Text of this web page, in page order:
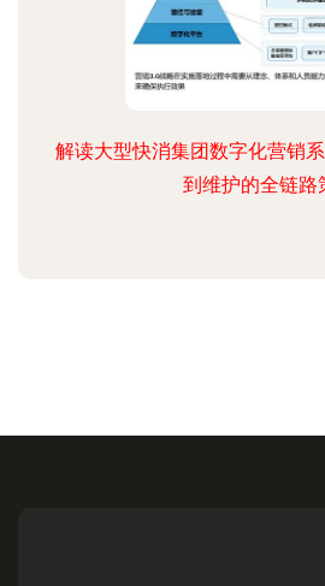
解读大型快消集团数字化营销
到维护的全链路